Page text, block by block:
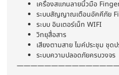
เครื่องสแกนลายนิ้วมือ
ระบบสัญญาณเตือนอัคคีภัย
ระบบ อินเตอร์เน็ท WIFI
วิทยุสื่อสาร
เสียงตามสาย ไมค์ประชุม ชุด
ระบบความปลอดภัยครบวงจร